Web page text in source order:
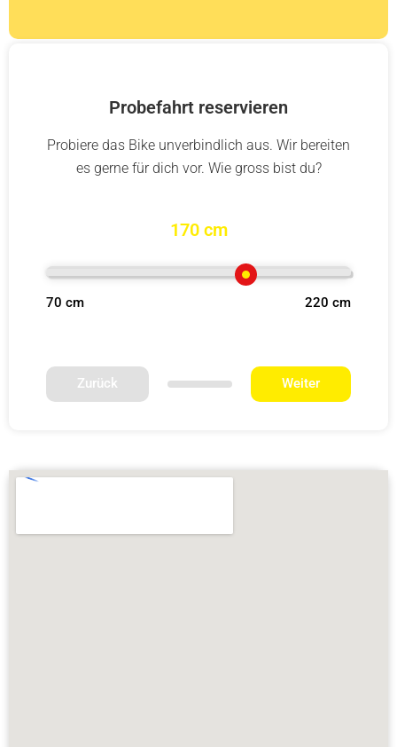
Probefahrt reservieren
Probiere das Bike unverbindlich aus. Wir bereiten
es gerne für dich vor. Wie gross bist du?
170 cm
70 cm 220 cm
Zurück Weiter